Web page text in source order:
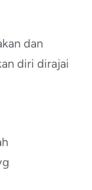
dan
diri dirajai